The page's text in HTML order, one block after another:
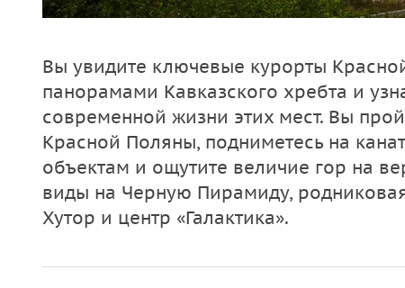
Вы увидите ключевые курорты
панорамами Кавказского хребта и
современной жизни этих мест. Вы
Красной Поляны, подниметесь на
объектам и ощутите величие гор на
виды на Черную Пирамиду,
Хутор и центр «Галактика».